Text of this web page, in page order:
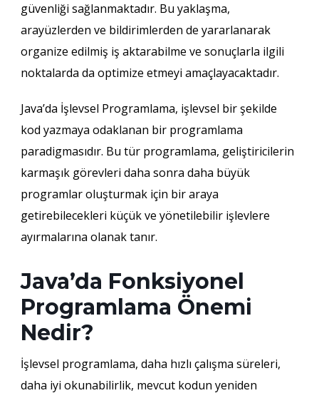
güvenliği sağlanmaktadır. Bu yaklaşma,
arayüzlerden ve bildirimlerden de yararlanarak
organize edilmiş iş aktarabilme ve sonuçlarla ilgili
noktalarda da optimize etmeyi amaçlayacaktadır.
Java’da İşlevsel Programlama, işlevsel bir şekilde
kod yazmaya odaklanan bir programlama
paradigmasıdır. Bu tür programlama, geliştiricilerin
karmaşık görevleri daha sonra daha büyük
programlar oluşturmak için bir araya
getirebilecekleri küçük ve yönetilebilir işlevlere
ayırmalarına olanak tanır.
Java’da Fonksiyonel
Programlama Önemi
Nedir?
İşlevsel programlama, daha hızlı çalışma süreleri,
daha iyi okunabilirlik, mevcut kodun yeniden